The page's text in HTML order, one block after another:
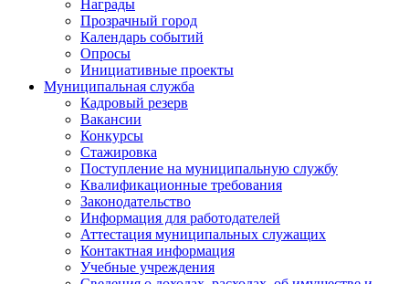
Награды
Прозрачный город
Календарь событий
Опросы
Инициативные проекты
Муниципальная служба
Кадровый резерв
Вакансии
Конкурсы
Стажировка
Поступление на муниципальную службу
Квалификационные требования
Законодательство
Информация для работодателей
Аттестация муниципальных служащих
Контактная информация
Учебные учреждения